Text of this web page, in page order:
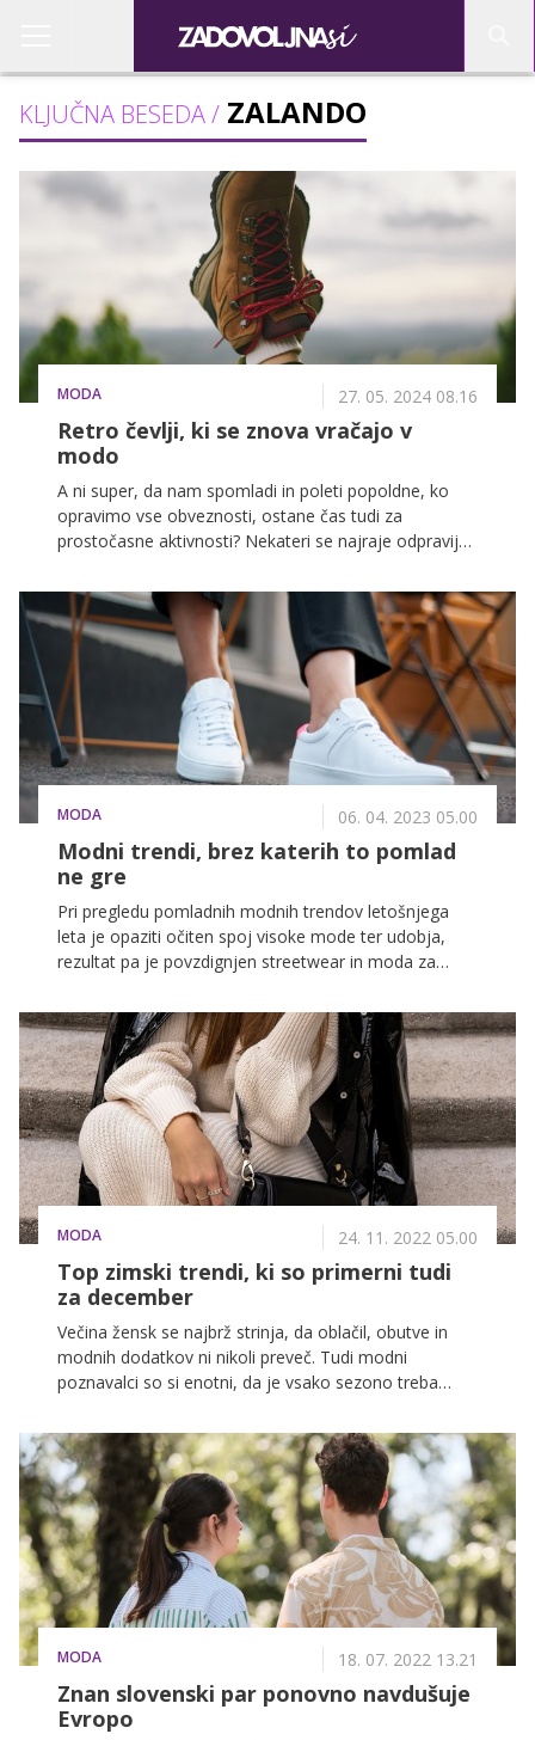
KLJUČNA BESEDA / ZALANDO
MODA 27. 05. 2024 08.16
Retro čevlji, ki se znova vračajo v
modo
A ni super, da nam spomladi in poleti popoldne, ko
opravimo vse obveznosti, ostane čas tudi za
prostočasne aktivnosti? Nekateri se najraje odpravijo
hribi. Številni si misli bistrijo med lahkotnim
rekreacijskim tekom ali pa skočijo na kolo. Ni važno,
katero obliko rekreacije boste izbrali, se pa velja za
posamezno športno aktivnost primerno opremiti. Tudi
stil igra namreč v športu še kako pomembno vlogo!
MODA 06. 04. 2023 05.00
Modni trendi, brez katerih to pomlad
ne gre
Pri pregledu pomladnih modnih trendov letošnjega
leta je opaziti očiten spoj visoke mode ter udobja,
rezultat pa je povzdignjen streetwear in moda za
lahkotna oblačila živahnih barv in potiskov, modni kosi
za šport in prosti čas ter nepogrešljive superge.
Preverili smo aktualne trende in izbrali tri favorite, ki to
pomlad nikakor ne smejo manjkati v vaši omari.
MODA 24. 11. 2022 05.00
Top zimski trendi, ki so primerni tudi
za december
Večina žensk se najbrž strinja, da oblačil, obutve in
modnih dodatkov ni nikoli preveč. Tudi modni
poznavalci so si enotni, da je vsako sezono treba
ki se iz leta v leto spreminjajo in dopolnjujejo.
Poglejmo torej, kateri modni kosi bodo zaznamovali
letošnjo zimo, kje jih najdete in kako lahko z njimi
oblikujete popolne modne kombinacije za prihajajoče
praznike.
MODA 18. 07. 2022 13.21
Znan slovenski par ponovno navdušuje
Evropo